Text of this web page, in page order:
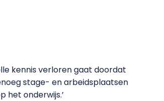
kennis verloren gaat doordat
stage- en arbeidsplaatsen
het onderwijs.’